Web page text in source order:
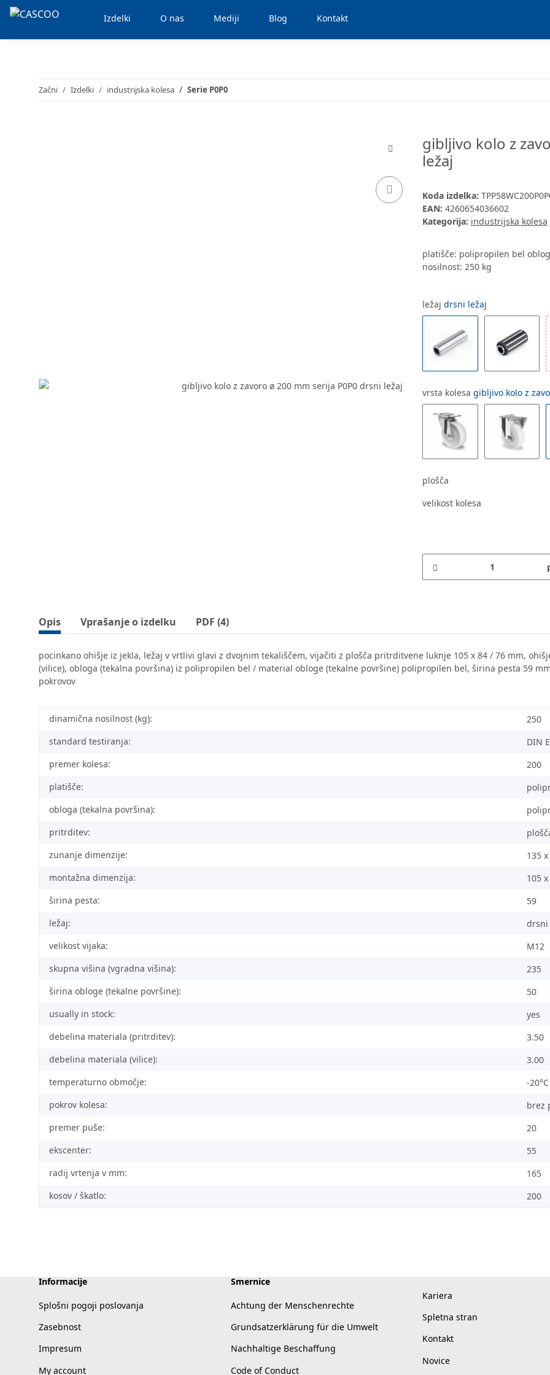
Izdelki O nas Mediji Blog Kontakt
Začni Izdelki industrijska kolesa Serie P0P0
gibljivo kolo z
ležaj
Koda izdelka:
EAN: 4260654036602
Kategorija: industrijska kolesa
platišče: polipropilen bel
nosilnost: 250 kg
ležaj drsni ležaj
vrsta kolesa gibljivo kolo z
plošča
velikost kolesa
Opis Vprašanje o izdelku PDF (4)
pocinkano ohišje iz jekla, ležaj v vrtlivi glavi z dvojnim tekališčem, vijačiti z plošča pritrditvene luknje 105 x 84 / 76 mm,
(vilice), obloga (tekalna površina) iz polipropilen bel / material obloge (tekalne površine) polipropilen bel, širina pesta 59
pokrovov
dinamična nosilnost (kg):
250
standard testiranja:
DIN
premer kolesa:
200
platišče:
obloga (tekalna površina):
pritrditev:
zunanje dimenzije:
135
montažna dimenzija:
105
širina pesta:
59
ležaj:
drsni
velikost vijaka:
M12
skupna višina (vgradna višina):
235
širina obloge (tekalne površine):
50
usually in stock:
yes
debelina materiala (pritrditev):
3.50
debelina materiala (vilice):
3.00
temperaturno območje:
-
pokrov kolesa:
brez
premer puše:
20
ekscenter:
55
radij vrtenja v mm:
165
kosov / škatlo:
200
Informacije
Splošni pogoji poslovanja
Zasebnost
Impresum
My account
Smernice
Achtung der Menschenrechte
Grundsatzerklärung für die Umwelt
Nachhaltige Beschaffung
Code of Conduct
Kariera
Spletna stran
Kontakt
Novice